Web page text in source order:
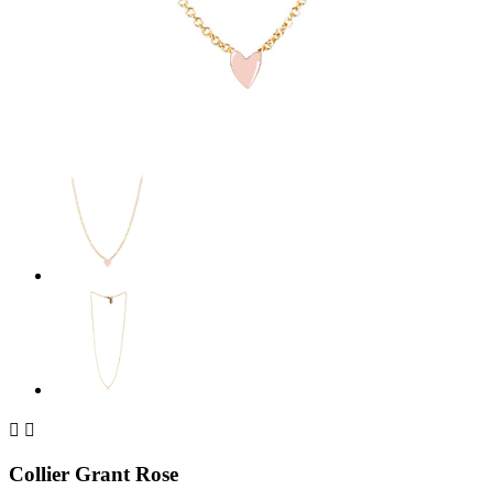
 
Collier Grant Rose